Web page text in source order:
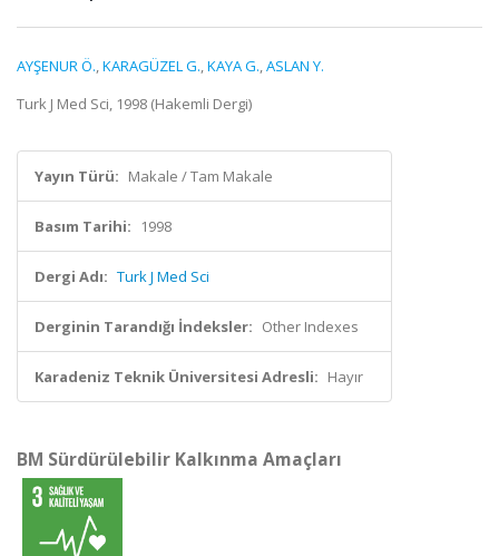
AYŞENUR Ö.,KARAGÜZEL G.,KAYA G.,ASLAN Y.
Turk J Med Sci, 1998 (Hakemli Dergi)
Yayın Türü: Makale / Tam Makale
Basım Tarihi: 1998
Dergi Adı: Turk J Med Sci
Derginin Tarandığı İndeksler: Other Indexes
Karadeniz Teknik Üniversitesi Adresli: Hayır
BM Sürdürülebilir Kalkınma Amaçları